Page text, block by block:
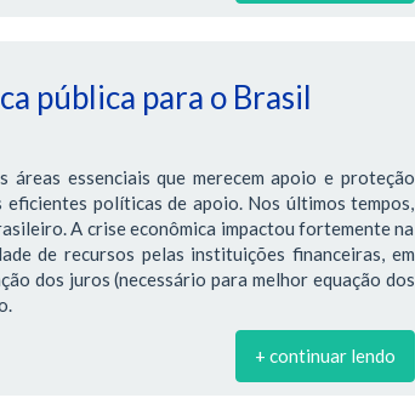
pública para o Brasil
essenciais que merecem apoio e proteção
políticas de apoio. Nos últimos tempos,
A crise econômica impactou fortemente na
de recursos pelas instituições financeiras, em
dos juros (necessário para melhor equação dos
+ continuar lendo